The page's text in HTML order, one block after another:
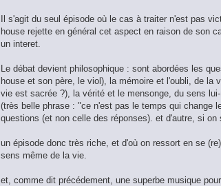
Il s'agit du seul épisode où le cas à traiter n'est pas
house rejette en général cet aspect en raison de son
un interet.
Le débat devient philosophique : sont abordées les
house et son père, le viol), la mémoire et l'oubli, de la
vie est sacrée ?), la vérité et le mensonge, du sens
(très belle phrase : "ce n'est pas le temps qui change
questions (et non celle des réponses). et d'autre, si on
un épisode donc très riche, et d'où on ressort en se
sens même de la vie.
et, comme dit précédement, une superbe musique